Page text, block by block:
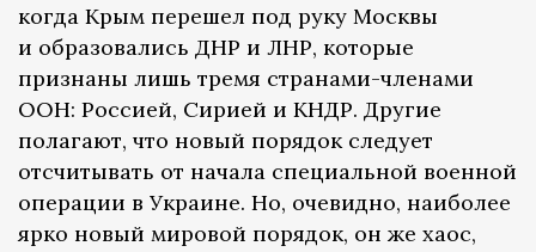
когда Крым перешел под руку Москвы
и образовались ДНР и ЛНР, которые
признаны лишь тремя странами-членами
ООН: Россией, Сирией и КНДР. Другие
полагают, что новый порядок следует
отсчитывать от начала специальной военной
операции в Украине. Но, очевидно, наиболее
ярко новый мировой порядок, он же хаос,